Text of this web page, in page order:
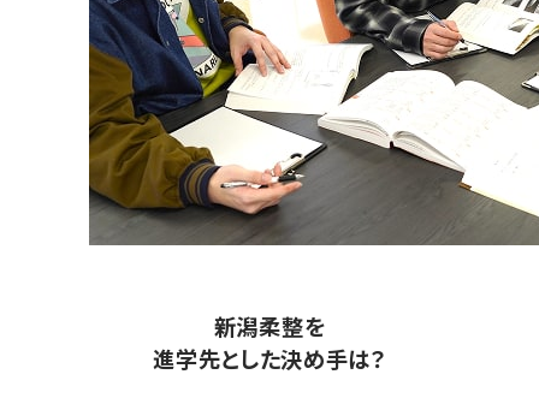
新潟柔整を
進学先とした決め手は？